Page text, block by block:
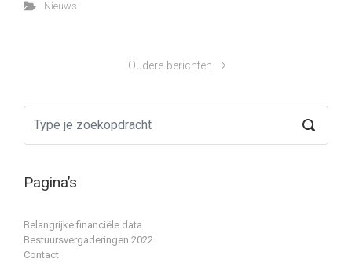
Nieuws
Oudere berichten
Pagina’s
Belangrijke financiële data
Bestuursvergaderingen 2022
Contact